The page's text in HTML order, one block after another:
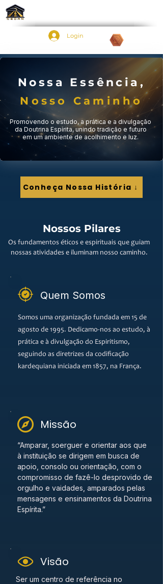
Login
Nossa Essência,
Promovendo o estudo, a prática e a divulgação
da Doutrina Espírita, unindo tradição e futuro
em um ambiente de acolhimento e luz.
Nosso Caminho
Conheça Nossa História ↓
Nossos Pilares
Os fundamentos éticos e espirituais que guiam
nossas atividades e iluminam nosso caminho.
Quem Somos
Somos uma organização fundada em 15 de
agosto de 1995. Dedicamo-nos ao estudo, à
prática e à divulgação do Espiritismo,
seguindo as diretrizes da codificação
kardequiana iniciada em 1857, na França.
Missão
“Amparar, soerguer e orientar aos que
à instituição se dirigem em busca de
apoio, consolo ou orientação, com o
compromisso de fazê-lo desprovido de
orgulho e vaidades, amparados pelas
mensagens e ensinamentos da Doutrina
Espírita.”
Visão
Ser um centro de referência no